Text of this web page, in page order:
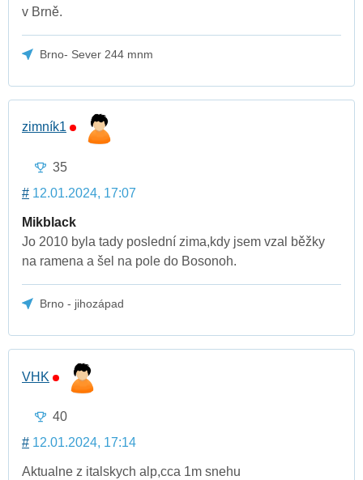
v Brně.
Brno- Sever 244 mnm
zimník1
35
# 12.01.2024, 17:07
Mikblack
Jo 2010 byla tady poslední zima,kdy jsem vzal běžky
na ramena a šel na pole do Bosonoh.
Brno - jihozápad
VHK
40
# 12.01.2024, 17:14
Aktualne z italskych alp,cca 1m snehu